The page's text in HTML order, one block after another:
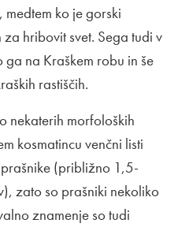
ko je gorski
hribovit svet. Sega tudi v
na Kraškem robu in še
rastiščih.
nekaterih morfoloških
kosmatincu venčni listi
(približno 1,5-
zato so prašniki nekoliko
znamenje so tudi